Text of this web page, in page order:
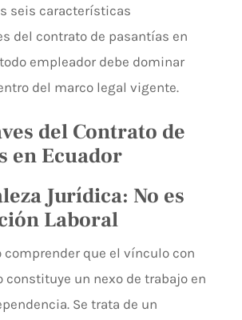
seis características
del contrato de pasantías en
empleador debe dominar
del marco legal vigente.
del Contrato de
en Ecuador
Jurídica: No es
Laboral
comprender que el vínculo con
constituye un nexo de trabajo en
Se trata de un